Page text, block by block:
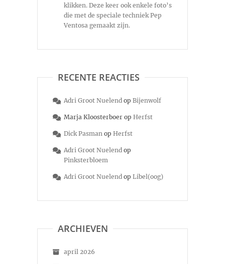
klikken. Deze keer ook enkele foto’s
die met de speciale techniek Pep
Ventosa gemaakt zijn.
RECENTE REACTIES
Adri Groot Nuelend op Bijenwolf
Marja Kloosterboer op Herfst
Dick Pasman op Herfst
Adri Groot Nuelend op
Pinksterbloem
Adri Groot Nuelend op Libel(oog)
ARCHIEVEN
april 2026